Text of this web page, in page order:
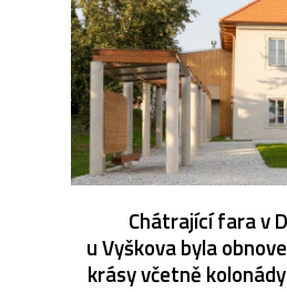
Chátrající fara v
u Vyškova byla
krásy včetně